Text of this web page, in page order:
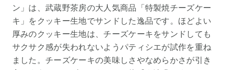
ン」は、武蔵野茶房の大人気商品「特製焼チーズケー
キ」をクッキー生地でサンドした逸品です。ほどよい
厚みのクッキー生地は、チーズケーキをサンドしても
サクサク感が失われないようパティシエが試作を重ね
ました。チーズケーキの美味しさやなめらかさが引き